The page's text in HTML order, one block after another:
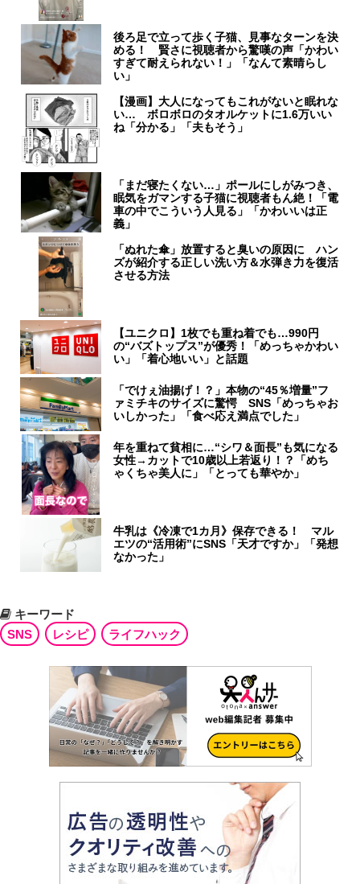
後ろ足で立って歩く子猫、見事なターンを決
める！ 賢さに視聴者から驚嘆の声「かわい
すぎて耐えられない！」「なんて素晴らし
い」
【漫画】大人になってもこれがないと眠れな
い… ボロボロのタオルケットに1.6万いい
ね「分かる」「夫もそう」
「まだ寝たくない…」ポールにしがみつき、
眠気をガマンする子猫に視聴者もん絶！「電
車の中でこういう人見る」「かわいいは正
義」
「ぬれた傘」放置すると臭いの原因に ハン
ズが紹介する正しい洗い方＆水弾き力を復活
させる方法
【ユニクロ】1枚でも重ね着でも…990円
の“バズトップス”が優秀！「めっちゃかわい
い」「着心地いい」と話題
「でけぇ油揚げ！？」本物の“45％増量”フ
ァミチキのサイズに驚愕 SNS「めっちゃお
いしかった」「食べ応え満点でした」
年を重ねて貧相に…“シワ＆面長”も気になる
女性→カットで10歳以上若返り！？「めち
ゃくちゃ美人に」「とっても華やか」
牛乳は《冷凍で1カ月》保存できる！ マル
エツの“活用術”にSNS「天才ですか」「発想
なかった」
キーワード
SNS
レシピ ライフハック